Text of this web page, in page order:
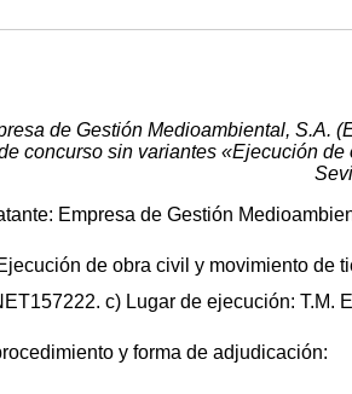
de Gestión Medioambiental, S.A.
concurso sin variantes «Ejecución
Empresa de Gestión
de obra civil y movimiento de
c) Lugar de ejecución: T.M.
y forma de adjudicación: